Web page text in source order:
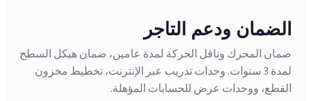
الضمان ودعم التاجر
ضمان المحرك وناقل الحركة لمدة عامين، ضمان هيكل السطح
لمدة 3 سنوات. وحدات تدريب عبر الإنترنت، تخطيط مخزون
القطع، ووحدات عرض للحسابات المؤهلة.